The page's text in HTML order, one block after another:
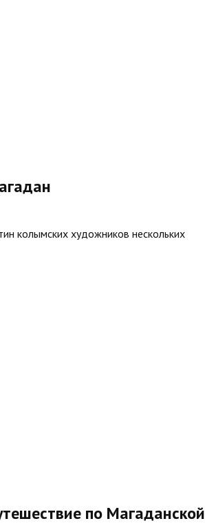
колымских художников нескольких
по Магаданской